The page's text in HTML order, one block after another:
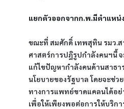
แยกตัวออกจากก.พ.มีตำแหน่
ขณะที่ สมศักดิ์ เทพสุทิน รมว.
ศาสตร์การปฎิรูปกำลังคนฯนี้
แก้ไขปัญหากำลังคนด้านสาธ
นโยบายของรัฐบาล โดยจะช่
ทางการแพทย์ขาดแคลนได้อย่
เพื่อให้เพียงพอต่อการให้บริก